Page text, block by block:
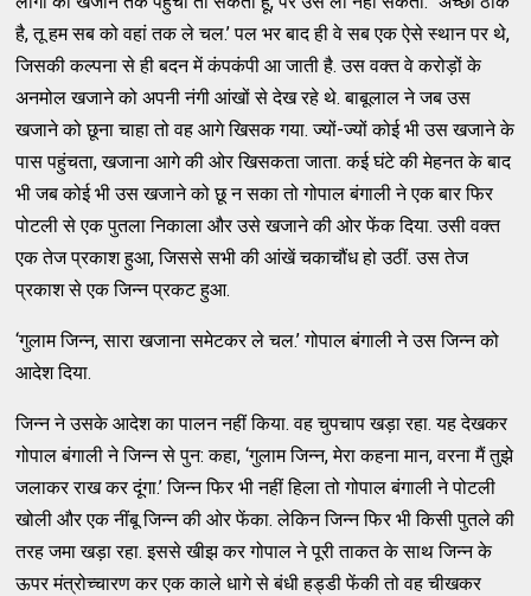
है, तू हम सब को वहां तक ले चल.’ पल भर बाद ही वे सब एक ऐसे स्थान पर थे,
जिसकी कल्पना से ही बदन में कंपकंपी आ जाती है. उस वक्त वे करोड़ों के
अनमोल खजाने को अपनी नंगी आंखों से देख रहे थे. बाबूलाल ने जब उस
खजाने को छूना चाहा तो वह आगे खिसक गया. ज्यों-ज्यों कोई भी उस खजाने के
पास पहुंचता, खजाना आगे की ओर खिसकता जाता. कई घंटे की मेहनत के बाद
भी जब कोई भी उस खजाने को छू न सका तो गोपाल बंगाली ने एक बार फिर
पोटली से एक पुतला निकाला और उसे खजाने की ओर फेंक दिया. उसी वक्त
एक तेज प्रकाश हुआ, जिससे सभी की आंखें चकाचौंध हो उठीं. उस तेज
प्रकाश से एक जिन्न प्रकट हुआ.
‘गुलाम जिन्न, सारा खजाना समेटकर ले चल.’ गोपाल बंगाली ने उस जिन्न को
आदेश दिया.
जिन्न ने उसके आदेश का पालन नहीं किया. वह चुपचाप खड़ा रहा. यह देखकर
गोपाल बंगाली ने जिन्न से पुन: कहा, ‘गुलाम जिन्न, मेरा कहना मान, वरना मैं तुझे
जलाकर राख कर दूंगा.’ जिन्न फिर भी नहीं हिला तो गोपाल बंगाली ने पोटली
खोली और एक नींबू जिन्न की ओर फेंका. लेकिन जिन्न फिर भी किसी पुतले की
तरह जमा खड़ा रहा. इससे खीझ कर गोपाल ने पूरी ताकत के साथ जिन्न के
ऊपर मंत्रोच्चारण कर एक काले धागे से बंधी हड्डी फेंकी तो वह चीखकर